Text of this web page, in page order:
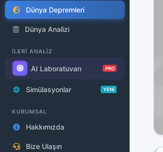
Dünya Depremleri
Dünya Analizi
İLERİ ANALİZ
AI Laboratuvarı PRO
Simülasyonlar YENİ
KURUMSAL
Hakkımızda
Bize Ulaşın